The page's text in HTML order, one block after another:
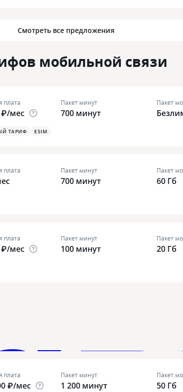
Смотреть все предложения
мобильной связи
плата
₽/мес
Пакет минут
700 минут
Пакет
ТАРИФ ESIM
плата Пакет минут
700 минут
Пакет
60 Гб
плата
₽/мес
Пакет минут
100 минут
Пакет
20 Гб
плата
₽/мес
Пакет минут
1 200 минут
Пакет
50 Гб